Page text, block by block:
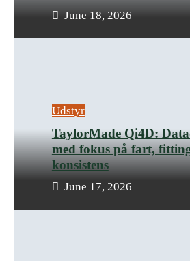
June 18, 2026
Udstyr
TaylorMade Qi4D:
med fokus på fart,
konsistens
June 17, 2026